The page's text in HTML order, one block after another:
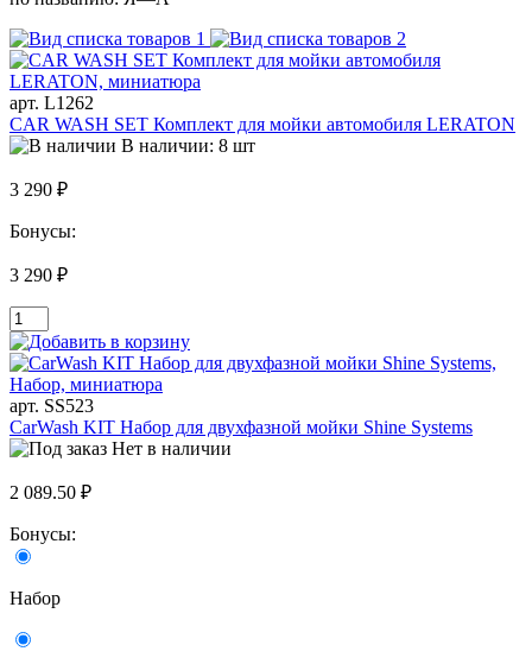
арт. L1262
CAR WASH SET Комплект для мойки автомобиля LERATON
В наличии: 8 шт
3 290 ₽
Бонусы:
3 290 ₽
арт. SS523
CarWash KIT Набор для двухфазной мойки Shine Systems
Нет в наличии
2 089.50 ₽
Бонусы:
Набор